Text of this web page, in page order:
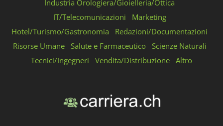
Industria Orologiera/Gioielleria/Ottica
IT/Telecomunicazioni
Marketing
Hotel/Turismo/Gastronomia
Redazioni/Documentazioni
Risorse Umane
Salute e Farmaceutico
Scienze Naturali
Tecnici/Ingegneri
Vendita/Distribuzione Altro